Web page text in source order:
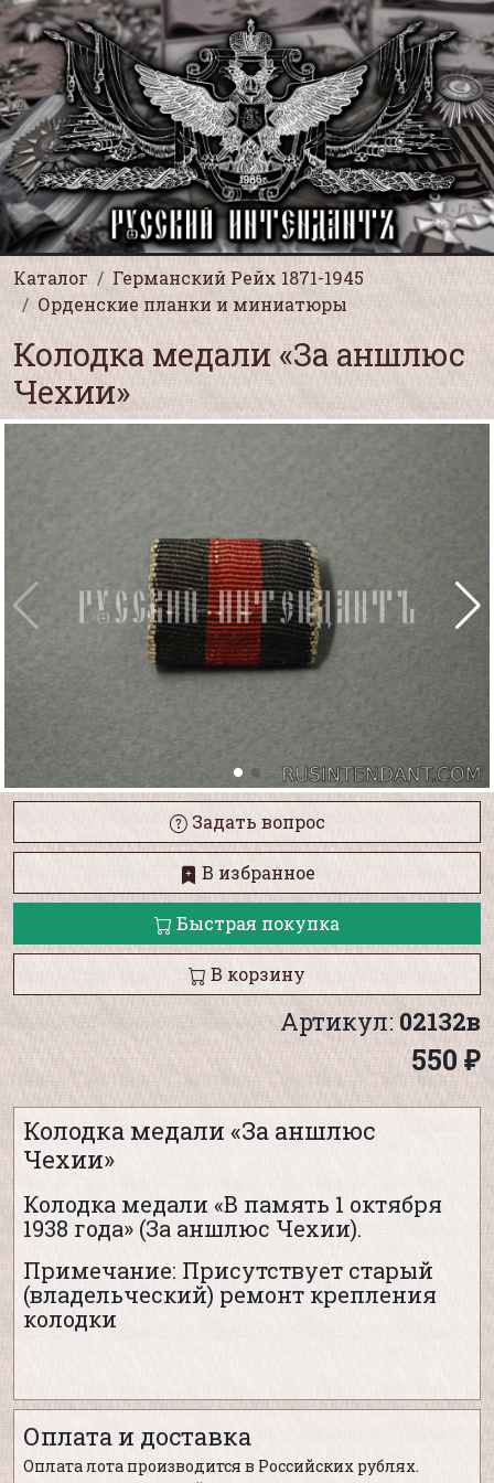
Каталог
Германский Рейх 1871-1945
Орденские планки и миниатюры
Колодка медали «За аншлюс
Чехии»
Задать вопрос
В избранное
Быстрая покупка
В корзину
Артикул:02132в
550 ₽
Колодка медали «За аншлюс
Чехии»
Колодка медали «В память 1 октября
1938 года» (За аншлюс Чехии).
Примечание: Присутствует старый
(владельческий) ремонт крепления
колодки
Оплата и доставка
Оплата лота производится в Российских рублях.